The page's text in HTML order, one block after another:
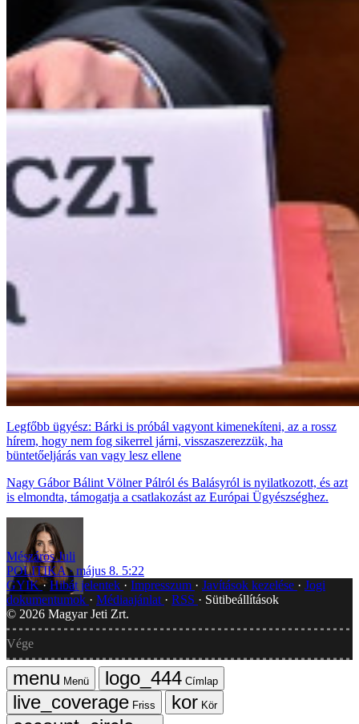
Legfőbb ügyész: Bárki is próbál vagyont kimenekíteni, az a rossz
hírem, hogy nem fog sikerrel járni, visszaszerezzük, ha
büntetőeljárás van vagy lesz ellene
Nagy Gábor Bálint Völner Pálról és Balásyról is nyilatkozott, és azt
is elmondta, támogatja a csatlakozást az Európai Ügyészséghez.
Mészáros Juli
POLITIKA
május 8. 5:22
GYIK Hibát jelentek Impresszum Javítások kezelése
Jogi
dokumentumok
Médiaajánlat RSS
Sütibeállítások
© 2026 Magyar Jeti Zrt.
Vége
Menü
Címlap
Friss
Kör